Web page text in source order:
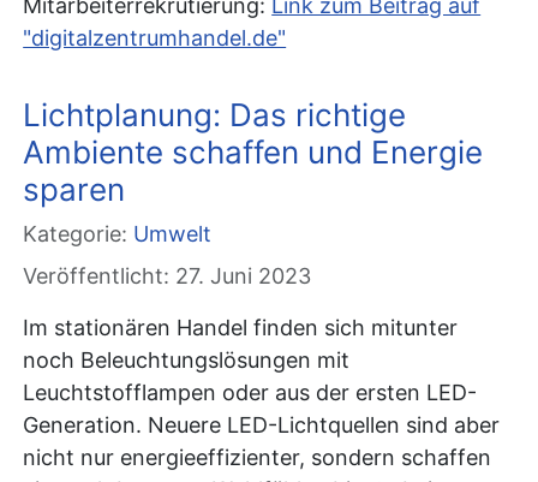
Mitarbeiterrekrutierung: Link zum Beitrag auf
"digitalzentrumhandel.de"
Lichtplanung: Das richtige
Ambiente schaffen und Energie
sparen
Kategorie: Umwelt
Veröffentlicht: 27. Juni 2023
Im stationären Handel finden sich mitunter
noch Beleuchtungslösungen mit
Leuchtstofflampen oder aus der ersten LED-
Generation. Neuere LED-Lichtquellen sind aber
nicht nur energieeffizienter, sondern schaffen